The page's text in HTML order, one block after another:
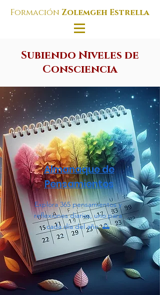
Formación Zolemgeh Estrella
Subiendo Niveles de
Consciencia
Almanaque de
Pensamientos
Explora 365 pensamientos y
reflexiones diarias, uno para
cada día del año. 🌅